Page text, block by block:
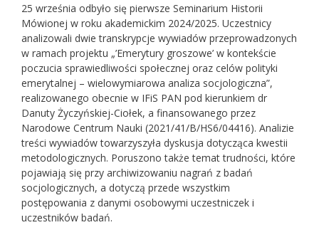
25 września odbyło się pierwsze Seminarium Historii
Mówionej w roku akademickim 2024/2025. Uczestnicy
analizowali dwie transkrypcje wywiadów przeprowadzonych
w ramach projektu „’Emerytury groszowe’ w kontekście
poczucia sprawiedliwości społecznej oraz celów polityki
emerytalnej – wielowymiarowa analiza socjologiczna”,
realizowanego obecnie w IFiS PAN pod kierunkiem dr
Danuty Życzyńskiej-Ciołek, a finansowanego przez
Narodowe Centrum Nauki (2021/41/B/HS6/04416). Analizie
treści wywiadów towarzyszyła dyskusja dotycząca kwestii
metodologicznych. Poruszono także temat trudności, które
pojawiają się przy archiwizowaniu nagrań z badań
socjologicznych, a dotyczą przede wszystkim
postępowania z danymi osobowymi uczestniczek i
uczestników badań.